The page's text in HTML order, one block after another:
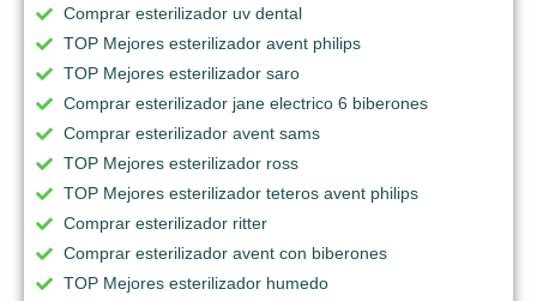
Comprar esterilizador uv dental
TOP Mejores esterilizador avent philips
TOP Mejores esterilizador saro
Comprar esterilizador jane electrico 6 biberones
Comprar esterilizador avent sams
TOP Mejores esterilizador ross
TOP Mejores esterilizador teteros avent philips
Comprar esterilizador ritter
Comprar esterilizador avent con biberones
TOP Mejores esterilizador humedo